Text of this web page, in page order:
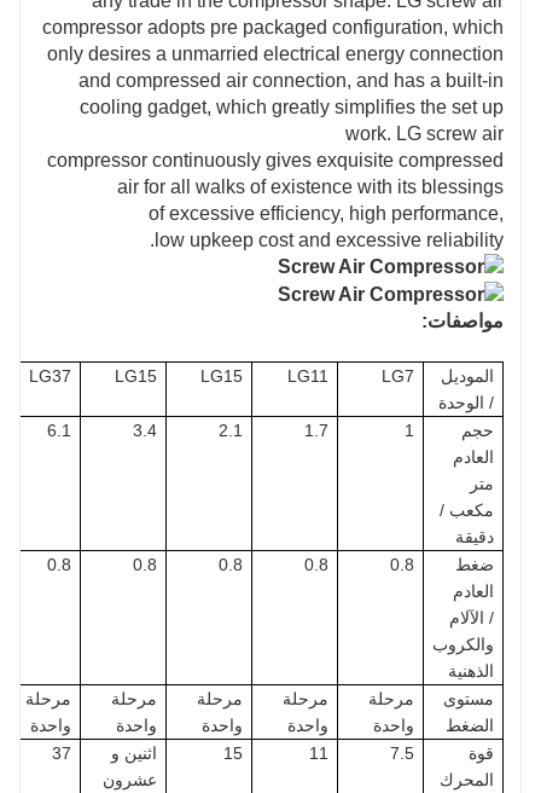
compressor adopts pre packaged configuration, which
only desires a unmarried electrical energy connection
and compressed air connection, and has a built-in
cooling gadget, which greatly simplifies the set up
work. LG screw air
compressor continuously gives exquisite compressed
air for all walks of existence with its blessings
of excessive efficiency, high performance,
low upkeep cost and excessive reliability.
مواصفات:
الموديل
/ الوحدة
LG7
LG11
LG15
LG15
LG37
حجم
العادم
متر
مكعب /
دقيقة
1
1.7
2.1
3.4
6.1
ضغط
العادم
/ الآلام
والكروب
الذهنية
0.8
0.8
0.8
0.8
0.8
مستوى
الضغط
مرحلة
واحدة
مرحلة
واحدة
مرحلة
واحدة
مرحلة
واحدة
مرحلة
واحدة
قوة
المحرك
7.5
11
15
اثنين و
عشرون
37